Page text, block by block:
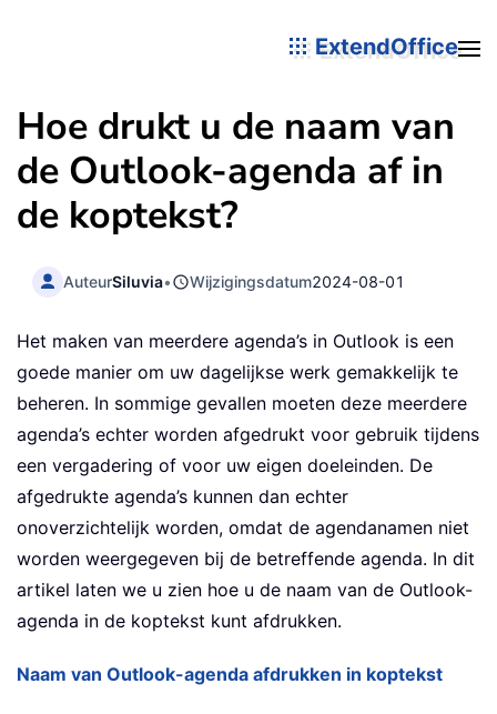
ExtendOffice
Hoe drukt u de naam van
de Outlook-agenda af in
de koptekst?
AuteurSiluvia• Wijzigingsdatum2024-08-01
Het maken van meerdere agenda’s in Outlook is een
goede manier om uw dagelijkse werk gemakkelijk te
beheren. In sommige gevallen moeten deze meerdere
agenda’s echter worden afgedrukt voor gebruik tijdens
een vergadering of voor uw eigen doeleinden. De
afgedrukte agenda’s kunnen dan echter
onoverzichtelijk worden, omdat de agendanamen niet
worden weergegeven bij de betreffende agenda. In dit
artikel laten we u zien hoe u de naam van de Outlook-
agenda in de koptekst kunt afdrukken.
Naam van Outlook-agenda afdrukken in koptekst